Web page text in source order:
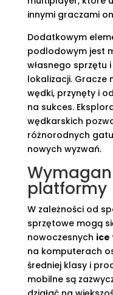
innymi graczami
Dodatkowym
podlodowym jest
własnego sprzętu
lokalizacji. Gracze
wędki, przynęty i
na sukces.
wędkarskich
różnorodnych
nowych wyzwań.
platformy
W zależności od
sprzętowe mogą
nowoczesnych ice
na komputerach
średniej klasy i
mobilne są